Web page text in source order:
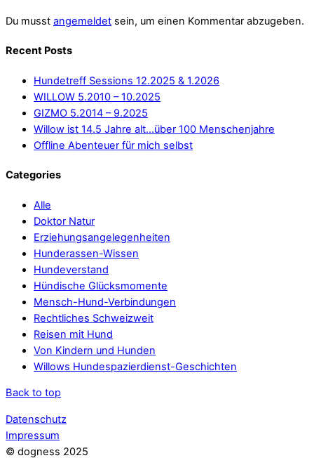
Du musst angemeldet sein, um einen Kommentar abzugeben.
Recent Posts
Hundetreff Sessions 12.2025 & 1.2026
WILLOW 5.2010 – 10.2025
GIZMO 5.2014 – 9.2025
Willow ist 14.5 Jahre alt…über 100 Menschenjahre
Offline Abenteuer für mich selbst
Categories
Alle
Doktor Natur
Erziehungsangelegenheiten
Hunderassen-Wissen
Hundeverstand
Hündische Glücksmomente
Mensch-Hund-Verbindungen
Rechtliches Schweizweit
Reisen mit Hund
Von Kindern und Hunden
Willows Hundespazierdienst-Geschichten
Back to top
Datenschutz
Impressum
© dogness 2025